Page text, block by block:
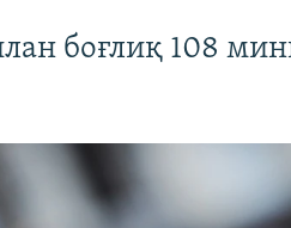
боғлиқ 108